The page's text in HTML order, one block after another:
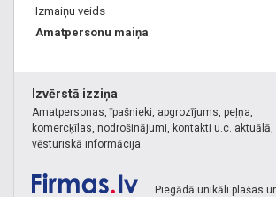
Izmaiņu veids
Amatpersonu maiņa
Izvērstā izziņa
Amatpersonas, īpašnieki, apgrozījums, peļņa,
komercķīlas, nodrošinājumi, kontakti u.c. aktuālā,
vēsturiskā informācija.
Piegādā unikāli plašas